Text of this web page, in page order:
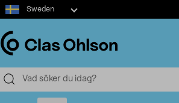
Select
Sweden